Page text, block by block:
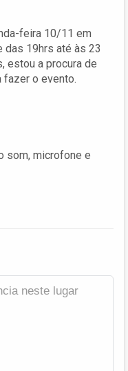
feira 10/11 em
das 19hrs até às 23
estou a procura de
fazer o evento.
som, microfone e